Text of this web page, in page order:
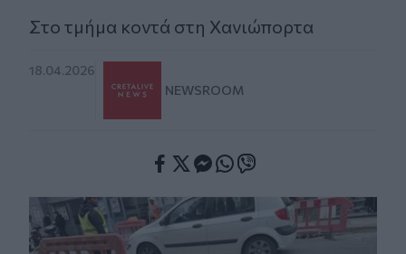
Στο τμήμα κοντά στη Χανιώπορτα
18.04.2026
NEWSROOM